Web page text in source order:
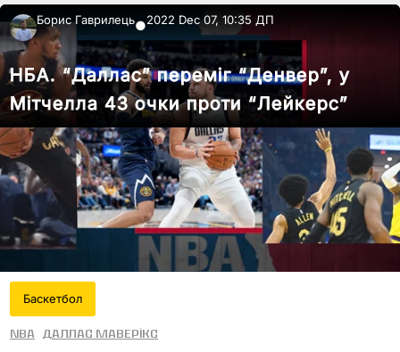
Борис Гаврилець●2022 Dec 07, 10:35 ДП
НБА. “Даллас” переміг “Денвер”, у
Мітчелла 43 очки проти “Лейкерс”
Баскетбол
NBA Даллас Маверікс